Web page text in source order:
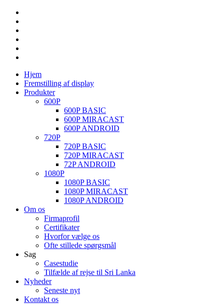
Hjem
Fremstilling af display
Produkter
600P
600P BASIC
600P MIRACAST
600P ANDROID
720P
720P BASIC
720P MIRACAST
72P ANDROID
1080P
1080P BASIC
1080P MIRACAST
1080P ANDROID
Om os
Firmaprofil
Certifikater
Hvorfor vælge os
Ofte stillede spørgsmål
Sag
Casestudie
Tilfælde af rejse til Sri Lanka
Nyheder
Seneste nyt
Kontakt os